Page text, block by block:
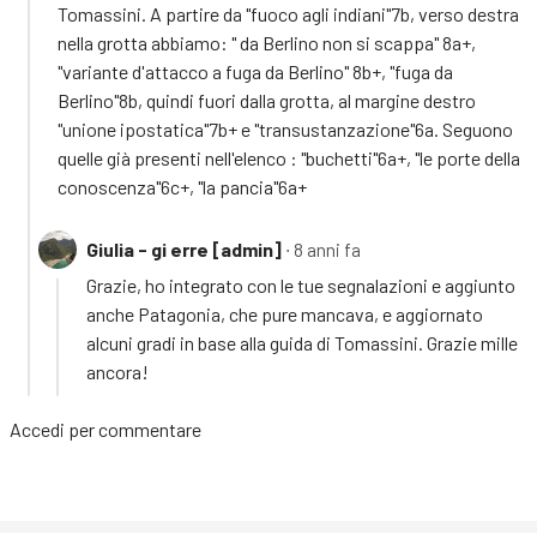
Tomassini. A partire da "fuoco agli indiani"7b, verso destra
nella grotta abbiamo: " da Berlino non si scappa" 8a+,
"variante d'attacco a fuga da Berlino" 8b+, "fuga da
Berlino"8b, quindi fuori dalla grotta, al margine destro
"unione ipostatica"7b+ e "transustanzazione"6a. Seguono
quelle già presenti nell'elenco : "buchetti"6a+, "le porte della
conoscenza"6c+, "la pancia"6a+
Giulia - gi erre [admin] ∙ 8 anni fa
Grazie, ho integrato con le tue segnalazioni e aggiunto
anche Patagonia, che pure mancava, e aggiornato
alcuni gradi in base alla guida di Tomassini. Grazie mille
ancora!
Accedi per commentare